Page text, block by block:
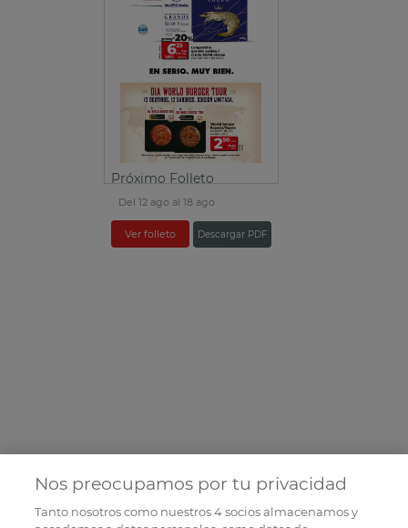
Próximo Folleto
Del 12 ago al 18 ago
Ver folleto Descargar PDF
Nos preocupamos por tu privacidad
Tanto nosotros como nuestros4socios almacenamos y